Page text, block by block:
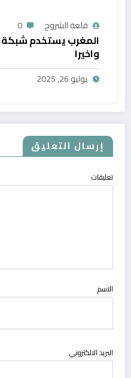
قلعة الشروح 0
واخيرا
يوليو 26, 2025
إرسال التعليق
تعليقات
الاسم
البريد الالكتروني